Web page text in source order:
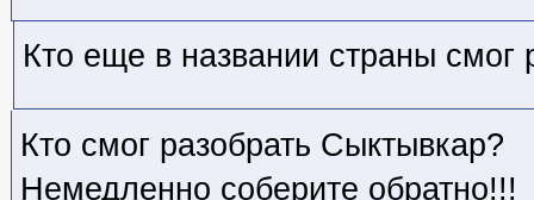
Кто еще в названии страны смог
Кто смог разобрать Сыктывкар?
Немедленно соберите обратно!!!